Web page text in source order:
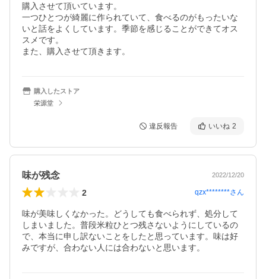
購入させて頂いています。
一つひとつが綺麗に作られていて、食べるのがもったいな
いと話をよくしています。季節を感じることができてオス
スメです。
また、購入させて頂きます。
購入したストア
栄源堂
違反報告 いいね 2
味が残念 2022/12/20
2 qzx********さん
味が美味しくなかった。どうしても食べられず、処分して
しまいました。普段米粒ひとつ残さないようにしているの
で、本当に申し訳ないことをしたと思っています。味は好
みですが、合わない人には合わないと思います。